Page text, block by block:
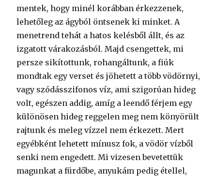
mentek, hogy minél korábban érkezzenek,
lehetőleg az ágyból öntsenek ki minket. A
menetrend tehát a hatos kelésből állt, és az
izgatott várakozásból. Majd csengettek, mi
persze sikítottunk, rohangáltunk, a fiúk
mondtak egy verset és jöhetett a több vödörnyi,
vagy szódásszifonos víz, ami szigorúan hideg
volt, egészen addig, amíg a leendő férjem egy
különösen hideg reggelen meg nem könyörült
rajtunk és meleg vízzel nem érkezett. Mert
egyébként lehetett mínusz fok, a vödör vízből
senki nem engedett. Mi vizesen bevetettük
magunkat a fürdőbe, anyukám pedig étellel,